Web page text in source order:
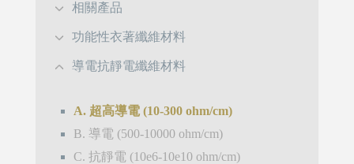
相關產品
功能性衣著纖維材料
導電抗靜電纖維材料
A. 超高導電 (10-300 ohm/cm)
B. 導電 (500-10000 ohm/cm)
C. 抗靜電 (10e6-10e10 ohm/cm)